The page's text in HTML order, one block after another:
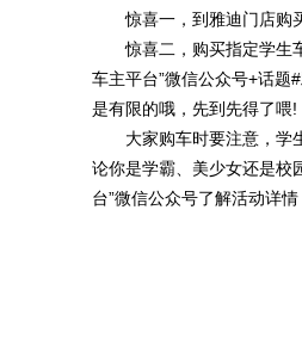
惊喜一，到雅迪门店购
惊喜二，购买指定学生
车主平台”微信公众号+话题
是有限的哦，先到先得了喂!
大家购车时要注意，学
论你是学霸、美少女还是校
台”微信公众号了解活动详